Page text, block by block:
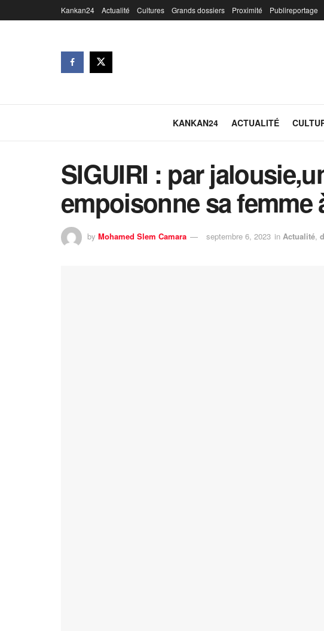
Kankan24 Actualité Cultures Grands dossiers Proximité Publireportage
KANKAN24 ACTUALITÉ
SIGUIRI : par
empoisonne sa femme
by Mohamed Slem Camara septembre 6, 2023 in Actualité,